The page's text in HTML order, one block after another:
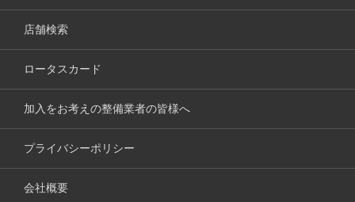
店舗検索
ロータスカード
加入をお考えの整備業者の皆様へ
プライバシーポリシー
会社概要